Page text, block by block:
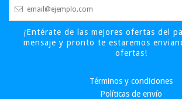
¡Entérate de las mejores ofertas del
mensaje y pronto te estaremos
ofertas!
Términos y condiciones
Políticas de envío